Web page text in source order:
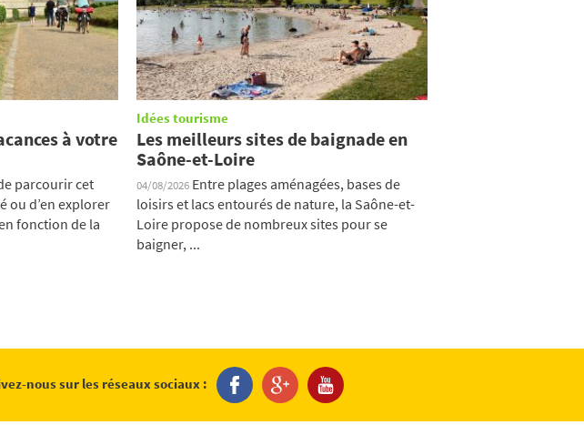
à votre
parcourir cet
ou d’en explorer
fonction de la
Idées tourisme
Les meilleurs sites de baignade en
Saône-et-Loire
04/08/2026 Entre plages aménagées, bases de
loisirs et lacs entourés de nature, la Saône-et-
Loire propose de nombreux sites pour se
baigner, ...
nous sur les réseaux sociaux :